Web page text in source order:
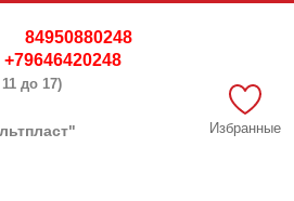
84950880248
до 17)
Избранные